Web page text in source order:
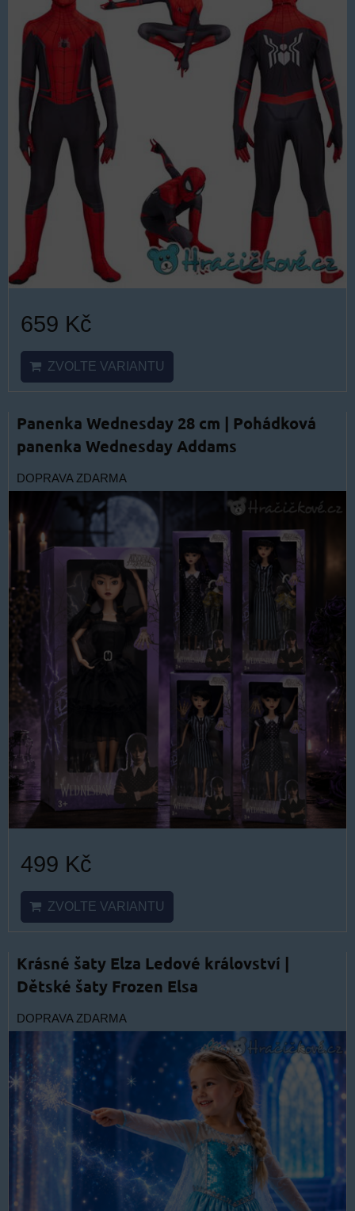
659 Kč
ZVOLTE VARIANTU
Panenka Wednesday 28 cm | Pohádková
panenka Wednesday Addams
DOPRAVA ZDARMA
499 Kč
ZVOLTE VARIANTU
Krásné šaty Elza Ledové království |
Dětské šaty Frozen Elsa
DOPRAVA ZDARMA